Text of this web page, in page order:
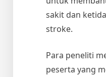
sakit dan
stroke.
Para peneliti
peserta yang